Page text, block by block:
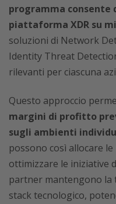
programma consente
piattaforma XDR su
soluzioni di Network
Identity Threat
rilevanti per ciascuna
Questo approccio
margini di profitto
sugli ambienti
possono così allocare
ottimizzare le iniziative
partner mantengono la
stack tecnologico,